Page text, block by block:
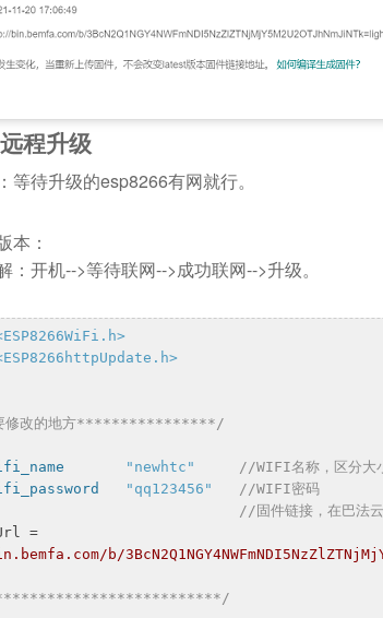
程升级
等待升级的esp8266有网就行。
本：
：开机-->等待联网-->成功联网-->升级。
修改的地方****************/
"newhtc"
//WIFI名称，区分大
"qq123456"
//WIFI密码
//固件链接，在巴法
b/